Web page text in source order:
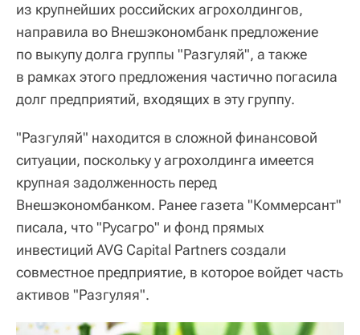
из крупнейших российских агрохолдингов,
направила во Внешэкономбанк предложение
по выкупу долга группы "Разгуляй", а также
в рамках этого предложения частично погасила
долг предприятий, входящих в эту группу.
"Разгуляй" находится в сложной финансовой
ситуации, поскольку у агрохолдинга имеется
крупная задолженность перед
Внешэкономбанком. Ранее газета "Коммерсант"
писала, что "Русагро" и фонд прямых
инвестиций AVG Capital Partners создали
совместное предприятие, в которое войдет часть
активов "Разгуляя".